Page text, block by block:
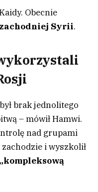
Obecnie
zachodniej Syrii.
brak jednolitego
– mówił Hamwi.
nad grupami
i wyszkolił
„kompleksową